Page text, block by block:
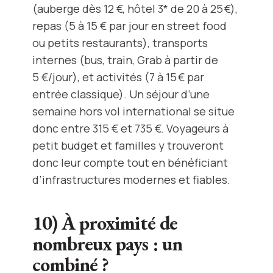
(auberge dès 12 €, hôtel 3* de 20 à 25 €),
repas (5 à 15 € par jour en street food
ou petits restaurants), transports
internes (bus, train, Grab à partir de
5 €/jour), et activités (7 à 15 € par
entrée classique). Un séjour d’une
semaine hors vol international se situe
donc entre 315 € et 735 €. Voyageurs à
petit budget et familles y trouveront
donc leur compte tout en bénéficiant
d’infrastructures modernes et fiables.
10) À proximité de
nombreux pays : un
combiné ?